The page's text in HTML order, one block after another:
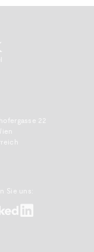
22
Sie uns: